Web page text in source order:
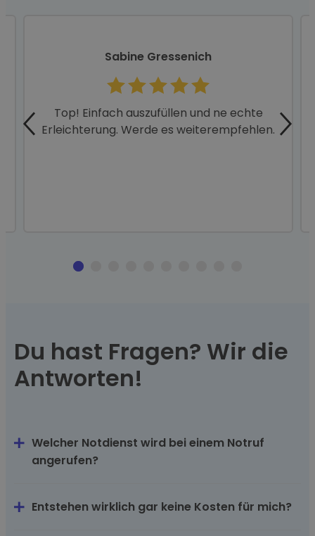
Sabine Gressenich
Top! Einfach auszufüllen und ne echte
Erleichterung. Werde es weiterempfehlen.
Du hast Fragen? Wir die
Antworten!
Welcher Notdienst wird bei einem Notruf
angerufen?
Entstehen wirklich gar keine Kosten für mich?